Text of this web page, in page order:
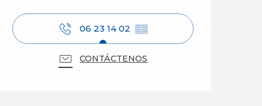
Horarios y datos de
06 23 14 02 ▒▒
CONTÁCTENOS